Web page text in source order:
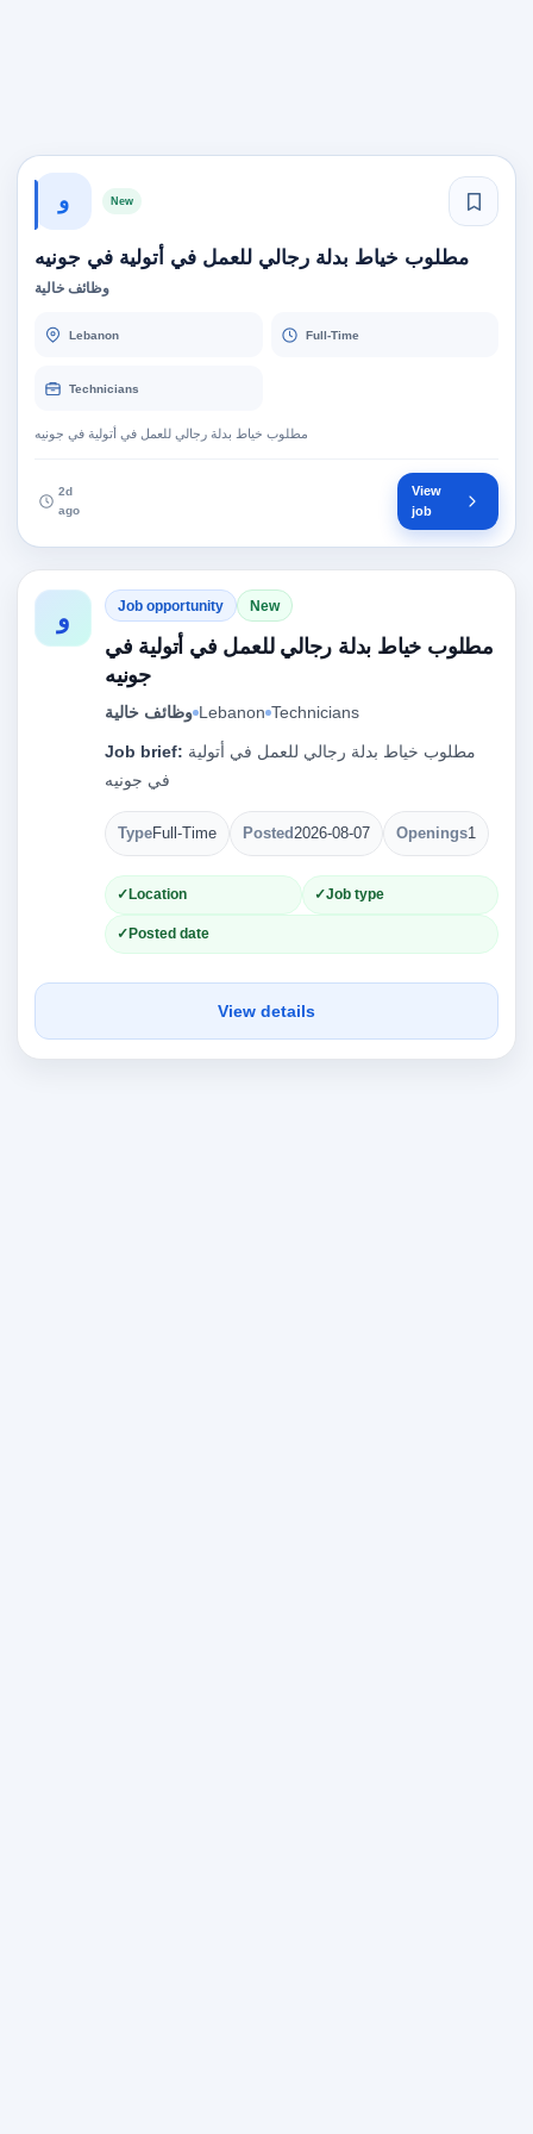
و New
مطلوب خياط بدلة رجالي للعمل في أتولية في جونيه
وظائف خالية
Lebanon Full-Time
Technicians
مطلوب خياط بدلة رجالي للعمل في أتولية في جونيه
2d
ago
View
job
و Job opportunity New
مطلوب خياط بدلة رجالي للعمل في أتولية في
جونيه
وظائف خالية Lebanon Technicians
Job brief:
في جونيه
TypeFull-Time Posted2026-08-07 Openings1
Location Job type
Posted date
View details